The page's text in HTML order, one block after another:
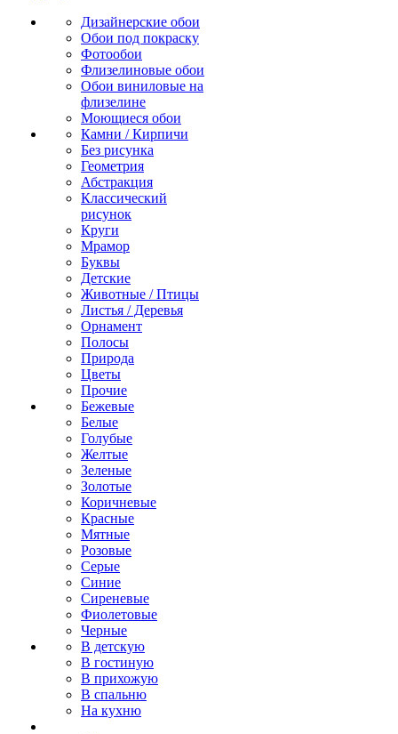
Дизайнерские обои
Обои под покраску
Фотообои
Флизелиновые обои
Обои виниловые на
флизелине
Моющиеся обои
Камни / Кирпичи
Без рисунка
Геометрия
Абстракция
Классический
рисунок
Круги
Мрамор
Буквы
Детские
Животные / Птицы
Листья / Деревья
Орнамент
Полосы
Природа
Цветы
Прочие
Бежевые
Белые
Голубые
Желтые
Зеленые
Золотые
Коричневые
Красные
Мятные
Розовые
Серые
Синие
Сиреневые
Фиолетовые
Черные
В детскую
В гостиную
В прихожую
В спальню
На кухню